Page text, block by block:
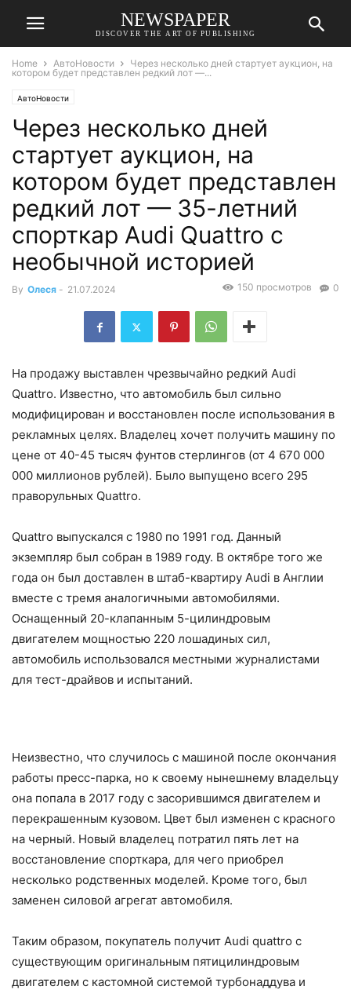
NEWSPAPER
DISCOVER THE ART OF PUBLISHING
Home АвтоНовости
Через несколько дней стартует аукцион, на
котором будет представлен редкий лот —...
АвтоНовости
Через несколько дней
стартует аукцион, на
котором будет представлен
редкий лот — 35-летний
спорткар Audi Quattro с
необычной историей
By Олеся - 21.07.2024 0
150 просмотров
На продажу выставлен чрезвычайно редкий Audi
Quattro. Известно, что автомобиль был сильно
модифицирован и восстановлен после использования в
рекламных целях. Владелец хочет получить машину по
цене от 40-45 тысяч фунтов стерлингов (от 4 670 000
000 миллионов рублей). Было выпущено всего 295
праворульных Quattro.
Quattro выпускался с 1980 по 1991 год. Данный
экземпляр был собран в 1989 году. В октябре того же
года он был доставлен в штаб-квартиру Audi в Англии
вместе с тремя аналогичными автомобилями.
Оснащенный 20-клапанным 5-цилиндровым
двигателем мощностью 220 лошадиных сил,
автомобиль использовался местными журналистами
для тест-драйвов и испытаний.
Неизвестно, что случилось с машиной после окончания
работы пресс-парка, но к своему нынешнему владельцу
она попала в 2017 году с засорившимся двигателем и
перекрашенным кузовом. Цвет был изменен с красного
на черный. Новый владелец потратил пять лет на
восстановление спорткара, для чего приобрел
несколько родственных моделей. Кроме того, был
заменен силовой агрегат автомобиля.
Таким образом, покупатель получит Audi quattro с
существующим оригинальным пятицилиндровым
двигателем с кастомной системой турбонаддува и